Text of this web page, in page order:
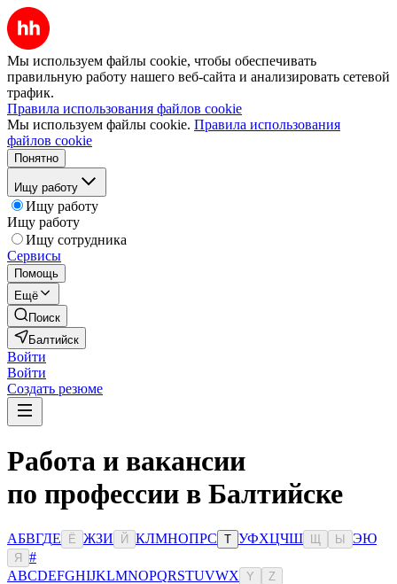
Мы используем файлы cookie, чтобы обеспечивать
правильную работу нашего веб-сайта и анализировать сетевой
трафик.
Правила использования файлов cookie
Мы используем файлы cookie. Правила использования
файлов cookie
Понятно
Ищу работу
Ищу работу
Ищу работу
Ищу сотрудника
Сервисы
Помощь
Ещё
Поиск
Балтийск
Войти
Войти
Создать резюме
Работа и вакансии
по профессии в Балтийске
АБВГДЕ Ё ЖЗИ Й КЛМНОПРС Т УФХЦЧШ Ы ЭЮ
Я
#
ABCDEFGHIJKLMNOPQRSTUVWX Y Z